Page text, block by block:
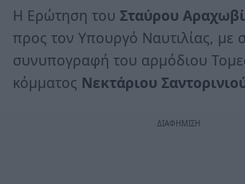
Η Ερώτηση του Σταύρου
προς τον Υπουργό Ναυτιλίας, με
συνυπογραφή του αρμόδιου
κόμματος Νεκτάριου